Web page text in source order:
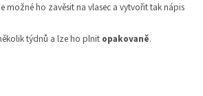
možné ho zavěsit na vlasec a vytvořit tak nápis
týdnů a lze ho plnit opakovaně.